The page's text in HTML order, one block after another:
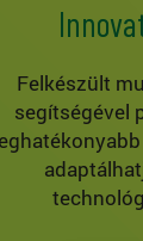
Felkészült
segítségével